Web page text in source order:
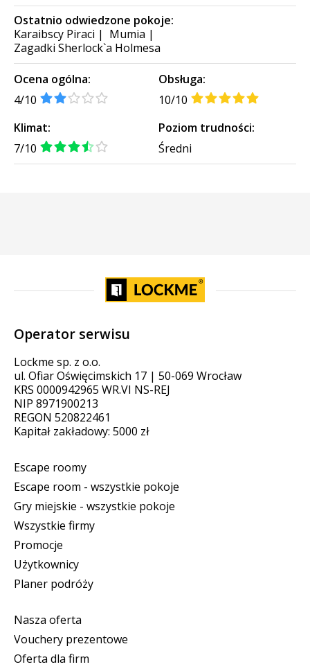
Ostatnio odwiedzone pokoje:
Karaibscy Piraci | Mumia |
Zagadki Sherlock`a Holmesa
Ocena ogólna:
4/10
Obsługa:
10/10
Klimat:
7/10
Poziom trudności:
Średni
Operator serwisu
Lockme sp. z o.o.
ul. Ofiar Oświęcimskich 17 | 50-069 Wrocław
KRS 0000942965 WR.VI NS-REJ
NIP 8971900213
REGON 520822461
Kapitał zakładowy: 5000 zł
Escape roomy
Escape room - wszystkie pokoje
Gry miejskie - wszystkie pokoje
Wszystkie firmy
Promocje
Użytkownicy
Planer podróży
Nasza oferta
Vouchery prezentowe
Oferta dla firm